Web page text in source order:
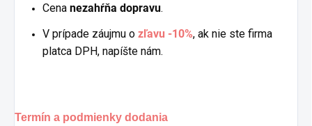
Cena nezahŕňa dopravu.
V prípade záujmu o zľavu -10%, ak nie ste firma
platca DPH, napíšte nám.
Termín a podmienky dodania